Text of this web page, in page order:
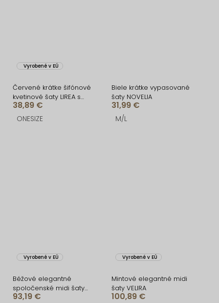
Vyrobené v EÚ
Červené krátke šifónové
kvetinové šaty LIREA s
kraťaskami
38,89 €
ONESIZE
Biele krátke vypasované
šaty NOVELIA
31,99 €
M/L
Vyrobené v EÚ
Béžové elegantné
spoločenské midi šaty
MARAYA
93,19 €
Vyrobené v EÚ
Mintové elegantné midi
šaty VELIRA
100,89 €